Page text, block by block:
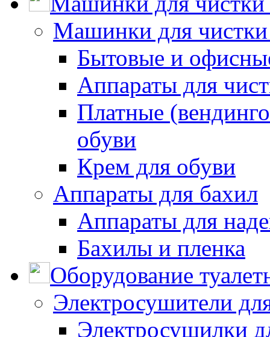
Машинки для
Бытовые и
Аппараты для
Платные
обуви
Крем для обуви
Аппараты для бахил
Аппараты для
Бахилы и пленка
Оборудование
Электросушители
Электросушилки